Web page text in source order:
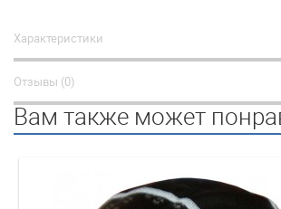
Характеристики
Отзывы (0)
Вам также может